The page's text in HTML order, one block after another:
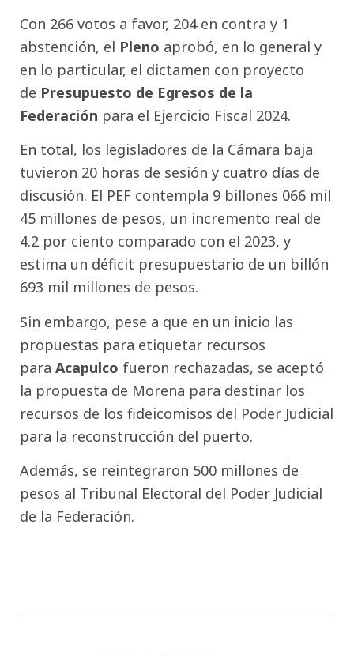
Con 266 votos a favor, 204 en contra y 1
abstención, el Pleno aprobó, en lo general y
en lo particular, el dictamen con proyecto
de Presupuesto de Egresos de la
Federación para el Ejercicio Fiscal 2024.
En total, los legisladores de la Cámara baja
tuvieron 20 horas de sesión y cuatro días de
discusión. El PEF contempla 9 billones 066 mil
45 millones de pesos, un incremento real de
4.2 por ciento comparado con el 2023, y
estima un déficit presupuestario de un billón
693 mil millones de pesos.
Sin embargo, pese a que en un inicio las
propuestas para etiquetar recursos
para Acapulco fueron rechazadas, se aceptó
la propuesta de Morena para destinar los
recursos de los fideicomisos del Poder Judicial
para la reconstrucción del puerto.
Además, se reintegraron 500 millones de
pesos al Tribunal Electoral del Poder Judicial
de la Federación.